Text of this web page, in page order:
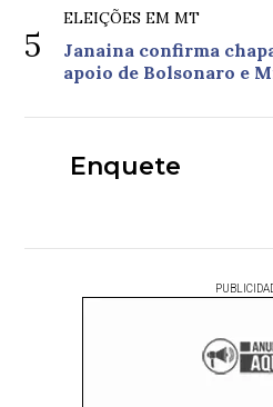
5
ELEIÇÕES EM MT
Janaina confirma
apoio de Bolsonaro e
Enquete